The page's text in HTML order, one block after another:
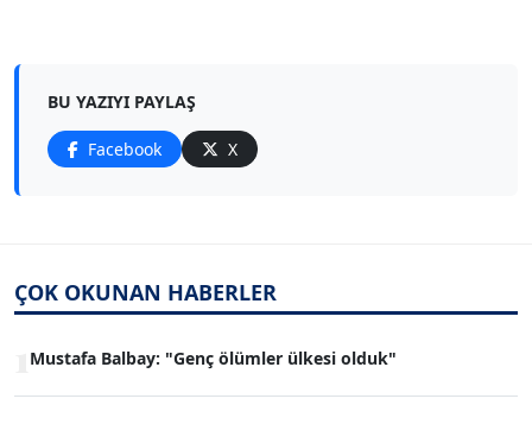
BU YAZIYI PAYLAŞ
Facebook X
ÇOK OKUNAN HABERLER
Mustafa Balbay: "Genç ölümler ülkesi olduk"